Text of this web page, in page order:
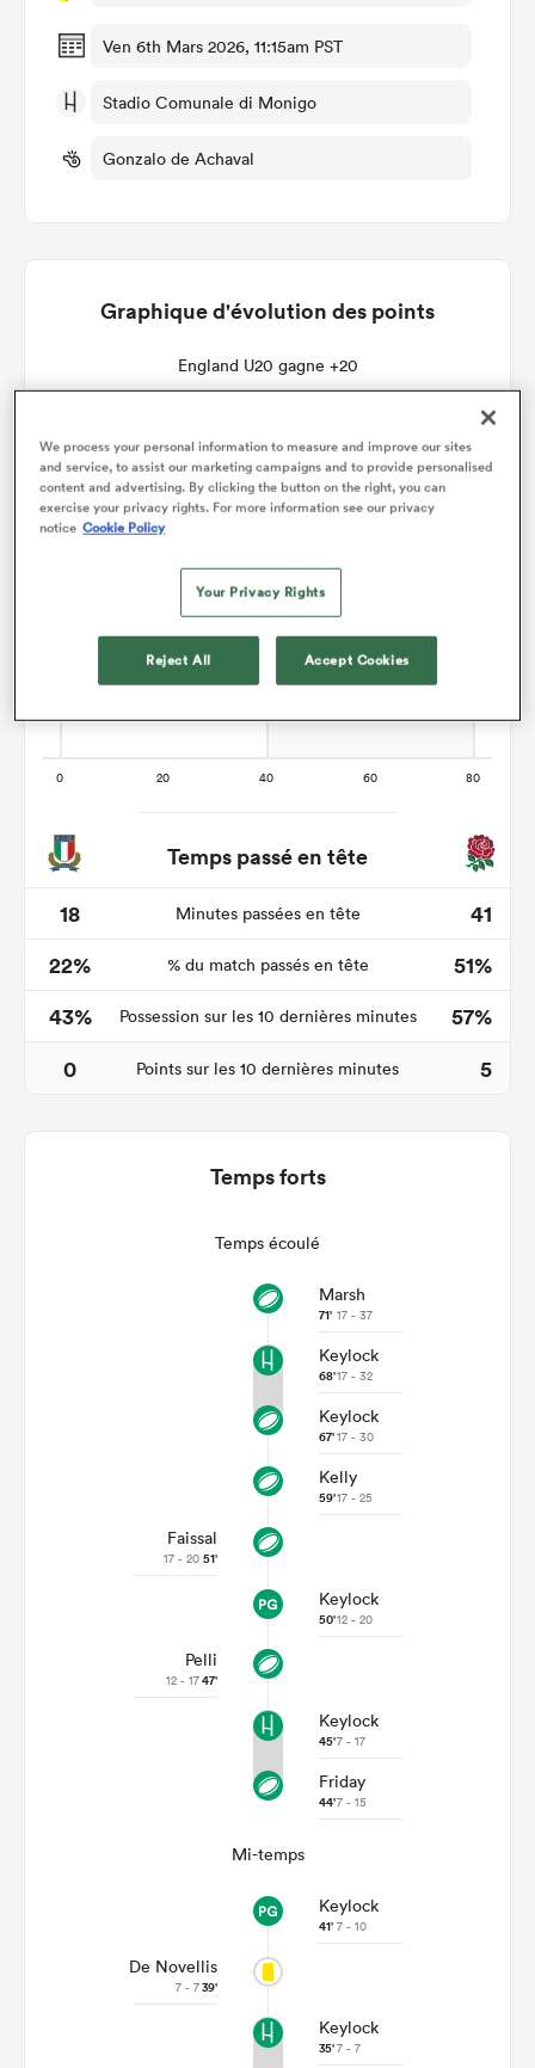
Ven 6th Mars 2026, 11:15am PST
Stadio Comunale di Monigo
Gonzalo de Achaval
Graphique d'évolution des points
England U20 gagne +20
Temps passé en tête
18
Minutes passées en tête
41
22%
% du match passés en tête
51%
43%
Possession sur les 10 dernières minutes
57%
0
Points sur les 10 dernières minutes 5
Temps forts
Temps écoulé
Marsh
71' 17 - 37
Keylock
68'17 - 32
Keylock
67'17 - 30
Kelly
59'17 - 25
Faissal
17 - 20 51'
Keylock
50'12 - 20
Pelli
12 - 1747'
Keylock
45'7 - 17
Friday
44'7 - 15
Mi-temps
Keylock
41' 7 - 10
De Novellis
7 - 739'
Keylock
35'7 - 7
We process your personal information to measure and improve our sites
and service, to assist our marketing campaigns and to provide personalised
content and advertising. By clicking the button on the right, you can
exercise your privacy rights. For more information see our privacy
notice Cookie Policy
Your Privacy Rights
Reject All Accept Cookies